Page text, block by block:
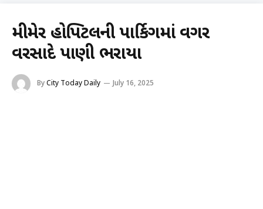
સ્મીમેર હોસ્પિટલની પાર્કિગમાં વગર
વરસાદે પાણી ભરાયા
ByCity Today Daily July 16, 2025